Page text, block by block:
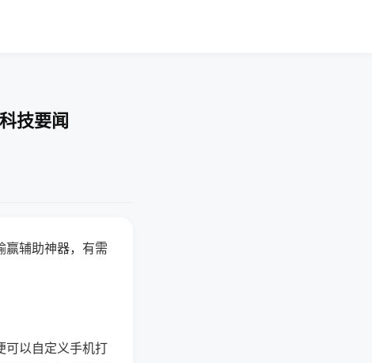
技要闻
赢辅助神器，有需
可以自定义手机打